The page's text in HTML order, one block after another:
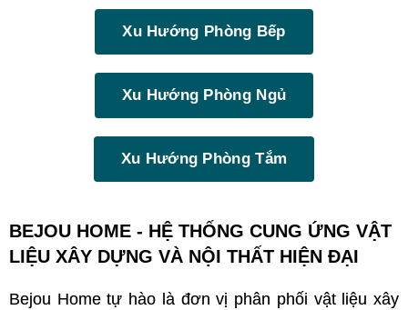
Xu Hướng Phòng Bếp
Xu Hướng Phòng Ngủ
Xu Hướng Phòng Tắm
BEJOU HOME - HỆ THỐNG CUNG ỨNG VẬT
LIỆU XÂY DỰNG VÀ NỘI THẤT HIỆN ĐẠI
Bejou Home tự hào là đơn vị phân phối vật liệu xây